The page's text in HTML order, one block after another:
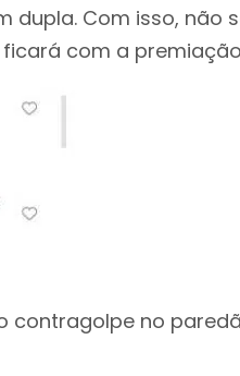
dupla. Com isso, não
com a
contragolpe no